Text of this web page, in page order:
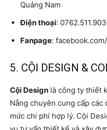
Quảng Nam
Điện thoại: 0762.511.903
Fanpage:
5. CỘI DESIGN &
Cội Design là công ty thiết
Nẵng chuyên cung cấp
mức chi phí hợp lý. Cội